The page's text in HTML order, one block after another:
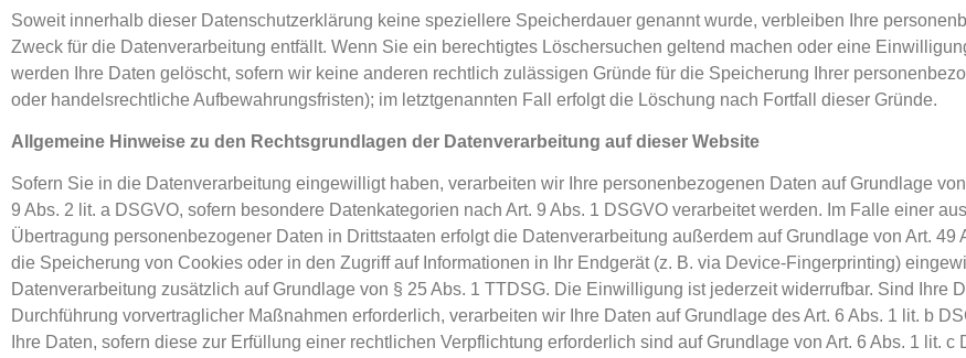
Soweit innerhalb dieser Datenschutzerklärung keine speziellere Speicherdauer genannt wurde, verbleiben Ihre
Zweck für die Datenverarbeitung entfällt. Wenn Sie ein berechtigtes Löschersuchen geltend machen oder eine
werden Ihre Daten gelöscht, sofern wir keine anderen rechtlich zulässigen Gründe für die Speicherung Ihrer
oder handelsrechtliche Aufbewahrungsfristen); im letztgenannten Fall erfolgt die Löschung nach Fortfall dieser Gründe.
Allgemeine Hinweise zu den Rechtsgrundlagen der Datenverarbeitung auf dieser Website
Sofern Sie in die Datenverarbeitung eingewilligt haben, verarbeiten wir Ihre personenbezogenen Daten auf Grundlage
9 Abs. 2 lit. a DSGVO, sofern besondere Datenkategorien nach Art. 9 Abs. 1 DSGVO verarbeitet werden. Im Falle einer
Übertragung personenbezogener Daten in Drittstaaten erfolgt die Datenverarbeitung außerdem auf Grundlage von Art. 49
die Speicherung von Cookies oder in den Zugriff auf Informationen in Ihr Endgerät (z. B. via Device-Fingerprinting)
Datenverarbeitung zusätzlich auf Grundlage von § 25 Abs. 1 TTDSG. Die Einwilligung ist jederzeit widerrufbar. Sind Ihre
Durchführung vorvertraglicher Maßnahmen erforderlich, verarbeiten wir Ihre Daten auf Grundlage des Art. 6 Abs. 1 lit. b
Ihre Daten, sofern diese zur Erfüllung einer rechtlichen Verpflichtung erforderlich sind auf Grundlage von Art. 6 Abs. 1 lit.